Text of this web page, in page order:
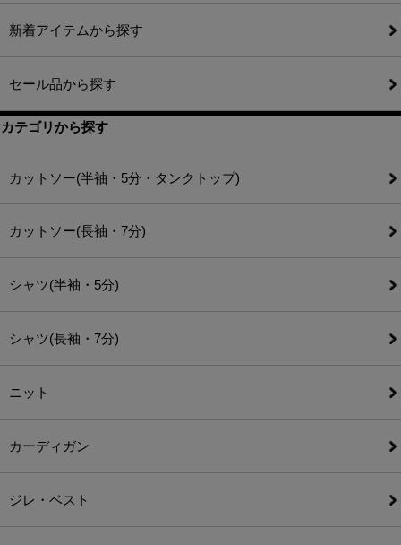
新着アイテムから探す
セール品から探す
カテゴリから探す
カットソー(半袖・5分・タンクトップ)
カットソー(長袖・7分)
シャツ(半袖・5分)
シャツ(長袖・7分)
ニット
カーディガン
ジレ・ベスト